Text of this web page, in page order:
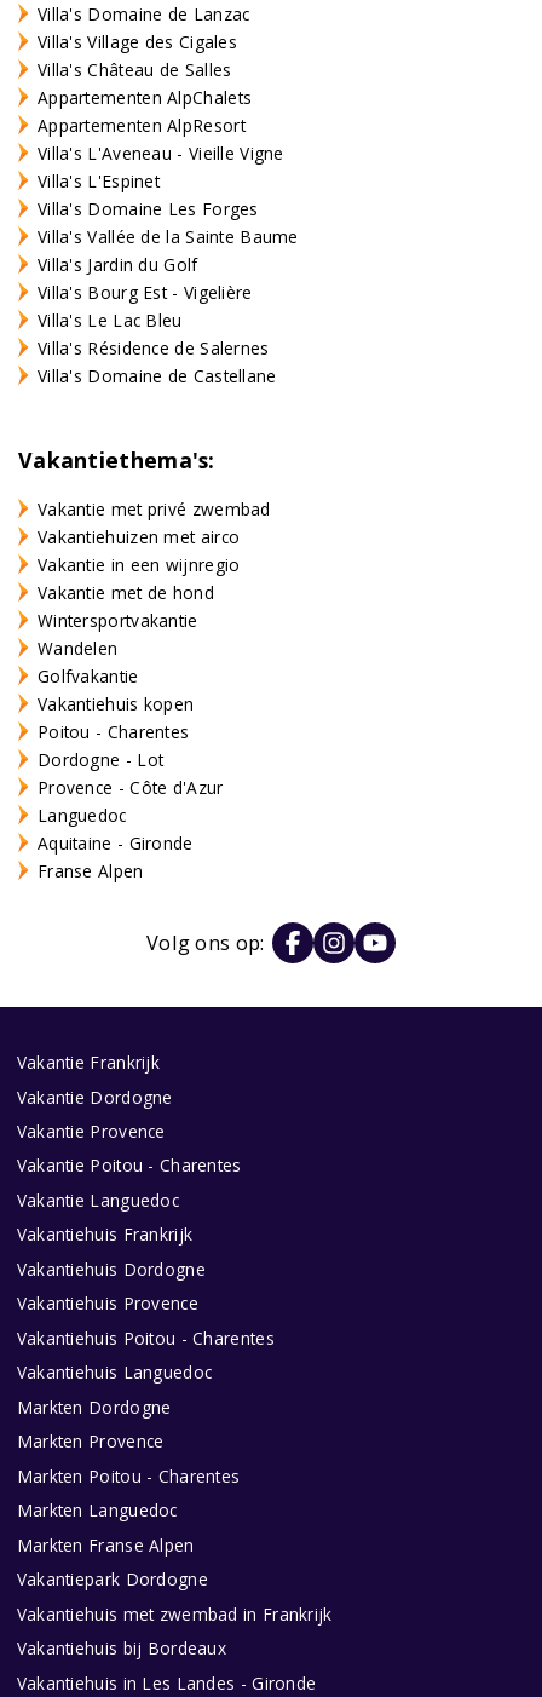
Villa's Domaine de Lanzac
Villa's Village des Cigales
Villa's Château de Salles
Appartementen AlpChalets
Appartementen AlpResort
Villa's L'Aveneau - Vieille Vigne
Villa's L'Espinet
Villa's Domaine Les Forges
Villa's Vallée de la Sainte Baume
Villa's Jardin du Golf
Villa's Bourg Est - Vigelière
Villa's Le Lac Bleu
Villa's Résidence de Salernes
Villa's Domaine de Castellane
Vakantiethema's:
Vakantie met privé zwembad
Vakantiehuizen met airco
Vakantie in een wijnregio
Vakantie met de hond
Wintersportvakantie
Wandelen
Golfvakantie
Vakantiehuis kopen
Poitou - Charentes
Dordogne - Lot
Provence - Côte d'Azur
Languedoc
Aquitaine - Gironde
Franse Alpen
Volg ons op:
Vakantie Frankrijk
Vakantie Dordogne
Vakantie Provence
Vakantie Poitou - Charentes
Vakantie Languedoc
Vakantiehuis Frankrijk
Vakantiehuis Dordogne
Vakantiehuis Provence
Vakantiehuis Poitou - Charentes
Vakantiehuis Languedoc
Markten Dordogne
Markten Provence
Markten Poitou - Charentes
Markten Languedoc
Markten Franse Alpen
Vakantiepark Dordogne
Vakantiehuis met zwembad in Frankrijk
Vakantiehuis bij Bordeaux
Vakantiehuis in Les Landes - Gironde